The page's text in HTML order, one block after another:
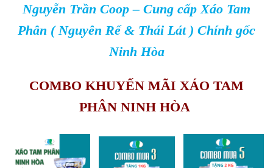
Nguyễn Trần Coop – Cung cấp Xáo Tam
Phân ( Nguyên Rể & Thái Lát ) Chính gốc
Ninh Hòa
COMBO KHUYẾN MÃI XÁO TAM
PHÂN NINH HÒA